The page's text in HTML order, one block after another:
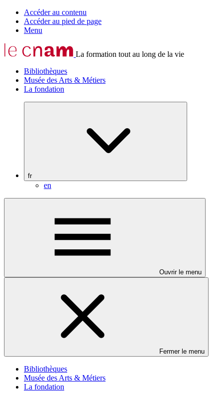
Accéder au contenu
Accéder au pied de page
Menu
La formation tout au long de la vie
Bibliothèques
Musée des Arts & Métiers
La fondation
fr
en
Ouvrir le menu
Fermer le menu
Bibliothèques
Musée des Arts & Métiers
La fondation